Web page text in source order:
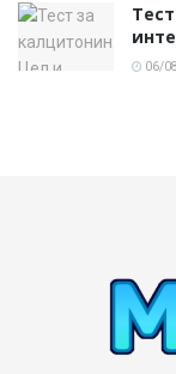
06/